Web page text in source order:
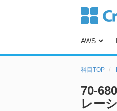
AWS
科目TOP
70-
レー